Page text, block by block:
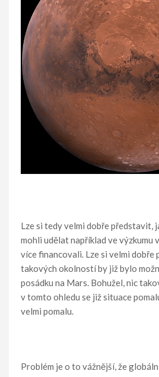
Lze si tedy velmi dobře představit,
mohli udělat například ve výzkumu
více financovali. Lze si velmi dobře
takových okolností by již bylo
posádku na Mars. Bohužel, nic
v tomto ohledu se již situace
velmi pomalu.
Problém je o to vážnější, že